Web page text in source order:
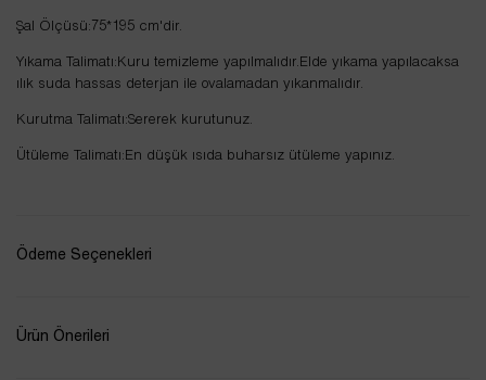
Şal Ölçüsü:75*195 cm'dir.
Yıkama Talimatı:Kuru temizleme yapılmalıdır.Elde yıkama yapılacaksa
ılık suda hassas deterjan ile ovalamadan yıkanmalıdır.
Kurutma Talimatı:Sererek kurutunuz.
Ütüleme Talimatı:En düşük ısıda buharsız ütüleme yapınız.
Ödeme Seçenekleri
Ürün Önerileri